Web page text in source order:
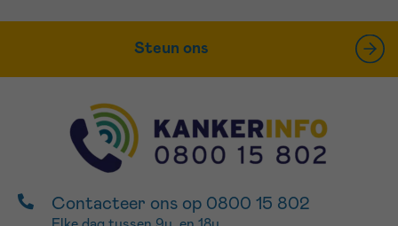
Steun ons
Contacteer ons op 0800 15 802